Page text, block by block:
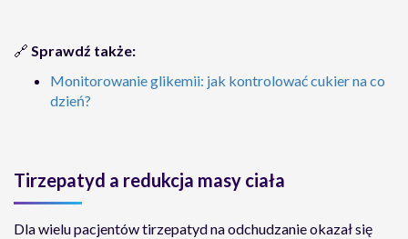
🔗 Sprawdź także:
Monitorowanie glikemii: jak kontrolować cukier na co
dzień?
Tirzepatyd a redukcja masy ciała
Dla wielu pacjentów tirzepatyd na odchudzanie okazał się